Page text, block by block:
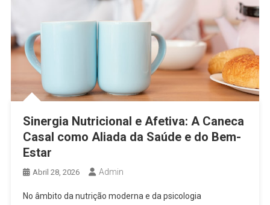
Sinergia Nutricional e Afetiva: A Caneca
Casal como Aliada da Saúde e do Bem-
Estar
Abril 28, 2026 Admin
No âmbito da nutrição moderna e da psicologia